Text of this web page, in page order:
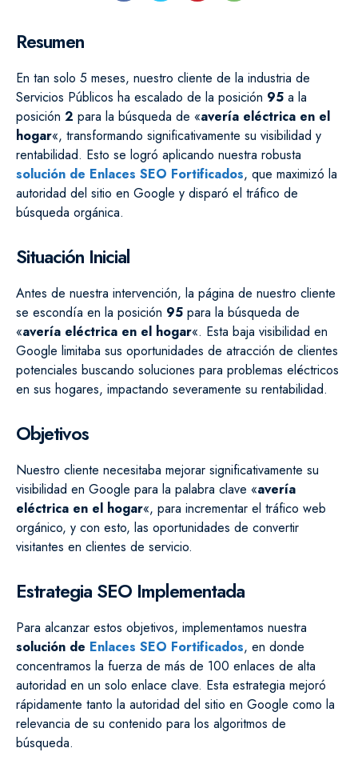
Resumen
En tan solo 5 meses, nuestro cliente de la industria de
Servicios Públicos ha escalado de la posición 95 a la
posición 2 para la búsqueda de «avería eléctrica en el
hogar«, transformando significativamente su visibilidad y
rentabilidad. Esto se logró aplicando nuestra robusta
solución de Enlaces SEO Fortificados, que maximizó la
autoridad del sitio en Google y disparó el tráfico de
búsqueda orgánica.
Situación Inicial
Antes de nuestra intervención, la página de nuestro cliente
se escondía en la posición 95 para la búsqueda de
«avería eléctrica en el hogar«. Esta baja visibilidad en
Google limitaba sus oportunidades de atracción de clientes
potenciales buscando soluciones para problemas eléctricos
en sus hogares, impactando severamente su rentabilidad.
Objetivos
Nuestro cliente necesitaba mejorar significativamente su
visibilidad en Google para la palabra clave «avería
eléctrica en el hogar«, para incrementar el tráfico web
orgánico, y con esto, las oportunidades de convertir
visitantes en clientes de servicio.
Estrategia SEO Implementada
Para alcanzar estos objetivos, implementamos nuestra
solución de Enlaces SEO Fortificados, en donde
concentramos la fuerza de más de 100 enlaces de alta
autoridad en un solo enlace clave. Esta estrategia mejoró
rápidamente tanto la autoridad del sitio en Google como la
relevancia de su contenido para los algoritmos de
búsqueda.